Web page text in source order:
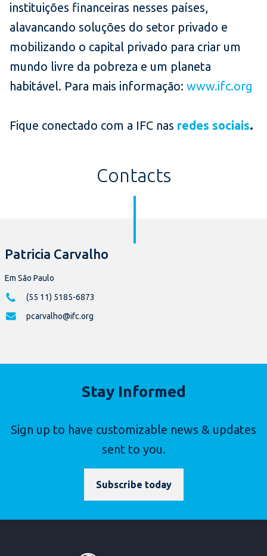
instituições financeiras nesses países,
alavancando soluções do setor privado e
mobilizando o capital privado para criar um
mundo livre da pobreza e um planeta
habitável. Para mais informação: www.ifc.org
Fique conectado com a IFC nas redes sociais.
Contacts
Patricia Carvalho
Em São Paulo
(55 11) 5185-6873
pcarvalho@ifc.org
Stay Informed
Sign up to have customizable news & updates
sent to you.
Subscribe today